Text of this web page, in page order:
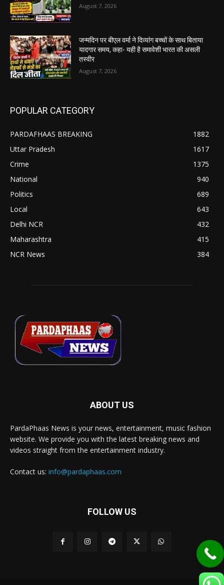
August 7, 2026
जन्मदिन पर बीएल वर्मा ने दिव्यांग बच्चों के साथ बिताया
यादगार समय, कहा- यही है समावेशी भारत की असली
तस्वीर
August 7, 2026
POPULAR CATEGORY
PARDAFHAAS BREAKING
1882
Uttar Pradesh
1617
Crime
1375
National
940
Politics
689
Local
643
Delhi NCR
432
Maharashtra
415
NCR News
384
ABOUT US
PardaPhaas News is your news, entertainment, music fashion
website. We provide you with the latest breaking news and
videos straight from the entertainment industry.
Contact us: info@pardaphaas.com
FOLLOW US